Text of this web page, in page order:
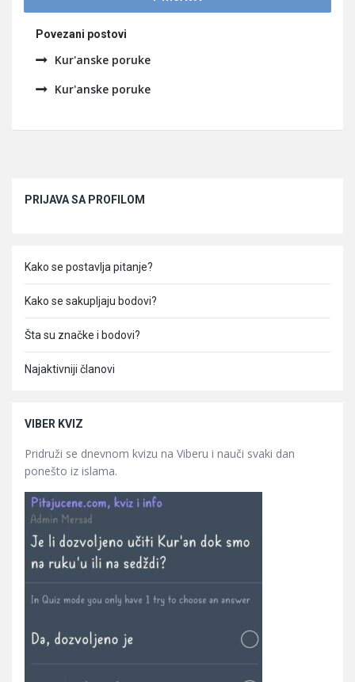
Povezani postovi
Kur'anske poruke
Kur'anske poruke
PRIJAVA SA PROFILOM
Kako se postavlja pitanje?
Kako se sakupljaju bodovi?
Šta su značke i bodovi?
Najaktivniji članovi
VIBER KVIZ
Pridruži se dnevnom kvizu na Viberu i nauči svaki dan
ponešto iz islama.